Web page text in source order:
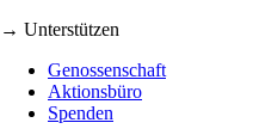
→ Unterstützen
Genossenschaft
Aktionsbüro
Spenden